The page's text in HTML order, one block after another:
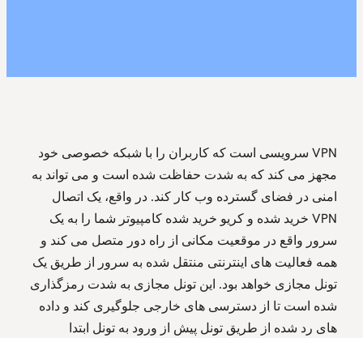
VPN سرویسی است که کاربران را با شبکه خصوصی خود
مجهز می کند که به شدت حفاظت شده است و می تواند به
امنی در فضای گسترده وب کار کند. در واقع، یک اتصال
VPN خرید شده و کریو خرید شده کامپیوتر شما را به یک
سرور واقع در موقعیت مکانی از راه دور متصل می کند و
همه فعالیت های اینترنتی منتقل شده به سرور از طریق یک
تونل مجازی خواهد بود. این تونل مجازی به شدت رمزگذاری
شده است تا از دسترسی های خارجی جلوگیری کند و داده
های رد شده از طریق تونل پیش از ورود به تونل ابتدا